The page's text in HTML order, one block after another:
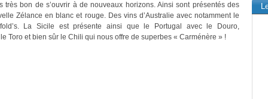
très bon de s’ouvrir à de nouveaux horizons. Ainsi sont présentés des
Zélance en blanc et rouge. Des vins d’Australie avec notamment le
La Sicile est présente ainsi que le Portugal avec le Douro,
le Toro et bien sûr le Chili qui nous offre de superbes « Carménère » !